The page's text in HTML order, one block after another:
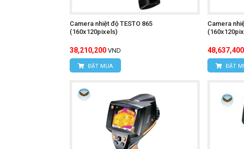
Giá thành hợp lý:
Bật nguồn máy:Nhấn nút nguồn để
Chọn chế độ đo:Nhấn nút chức năng
Hướng camera vào vật thể cần đo:
Camera nhiệt độ TESTO 865
(160x120pixels)
38,210,200 VND
ĐẶT MUA
Camera
48,637,400
ĐẶT